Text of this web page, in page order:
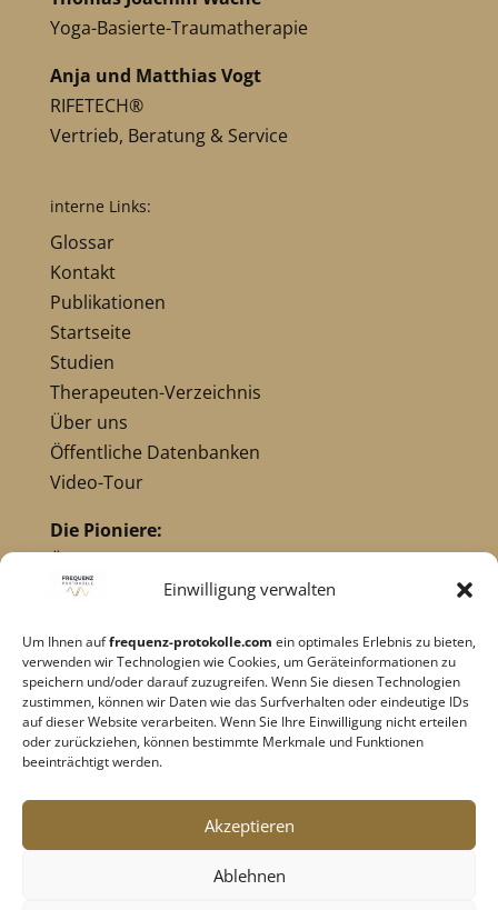
Einwilligung verwalten
Um Ihnen auffrequenz-protokolle.com ein optimales Erlebnis zu bieten,
verwenden wir Technologien wie Cookies, um Geräteinformationen zu
speichern und/oder darauf zuzugreifen. Wenn Sie diesen Technologien
zustimmen, können wir Daten wie das Surfverhalten oder eindeutige IDs
auf dieser Website verarbeiten. Wenn Sie Ihre Einwilligung nicht erteilen
oder zurückziehen, können bestimmte Merkmale und Funktionen
beeinträchtigt werden.
Akzeptieren
Ablehnen
Yoga-Basierte-Traumatherapie
Anja und Matthias Vogt
RIFETECH®
Vertrieb, Beratung & Service
interne Links:
Glossar
Kontakt
Publikationen
Startseite
Studien
Therapeuten-Verzeichnis
Über uns
Öffentliche Datenbanken
Video-Tour
Die Pioniere:
Übersicht Pioniere
Nikola Tesla
Dr. Hulda Clark
Robert C. Beck
Georges Lakhovsky
verwandte Pioniere
Datenschutz
Cookie-Richtlinie|AGB's